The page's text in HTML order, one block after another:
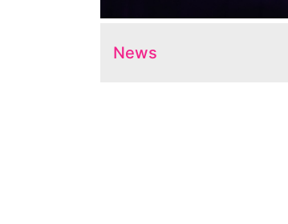
News